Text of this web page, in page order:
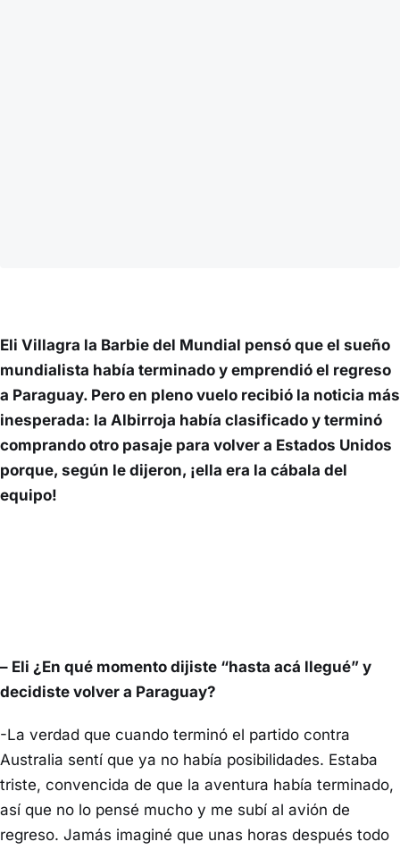
Eli Villagra la Barbie del Mundial pensó que el sueño
mundialista había terminado y emprendió el regreso
a Paraguay. Pero en pleno vuelo recibió la noticia más
inesperada: la Albirroja había clasificado y terminó
comprando otro pasaje para volver a Estados Unidos
porque, según le dijeron, ¡ella era la cábala del
equipo!
– Eli ¿En qué momento dijiste “hasta acá llegué” y
decidiste volver a Paraguay?
-La verdad que cuando terminó el partido contra
Australia sentí que ya no había posibilidades. Estaba
triste, convencida de que la aventura había terminado,
así que no lo pensé mucho y me subí al avión de
regreso. Jamás imaginé que unas horas después todo